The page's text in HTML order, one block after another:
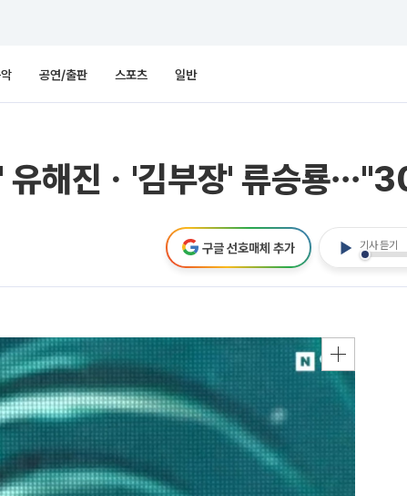
공연/출판 스포츠 일반
유해진ㆍ'김부장' 류승룡
기사 듣기
구글 선호매체 추가